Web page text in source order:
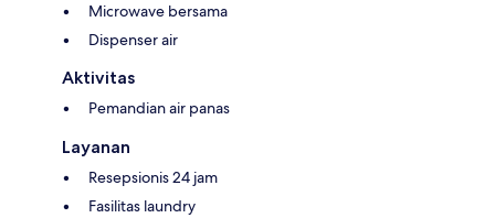
Microwave bersama
Dispenser air
Aktivitas
Pemandian air panas
Layanan
Resepsionis 24 jam
Fasilitas laundry